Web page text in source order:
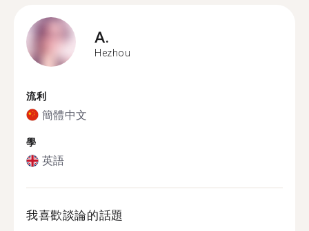
A.
Hezhou
流利
簡體中文
學
英語
我喜歡談論的話題